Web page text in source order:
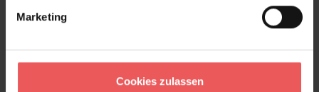
Marketing
Cookies zulassen